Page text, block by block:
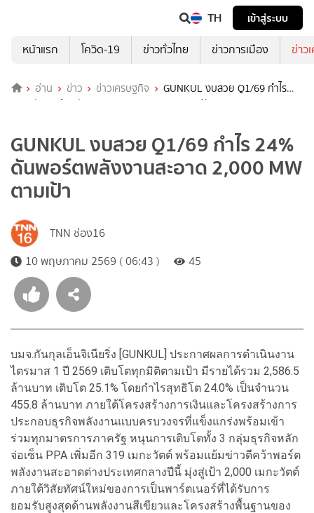
TH
เข้าสู่ระบบ
หน้าแรก
โควิด-19 ข่าวทั่วไทย ข่าวการเมือง ข่าว
อ่าน ข่าว ข่าวเศรษฐกิจ
GUNKUL งบสวย Q1/69 กำไร
24% ดันพอร์ตพลังงานสะอาด 2,000 MW ตามเป้า
GUNKUL งบสวย Q1/69 กำไร 24%
ดันพอร์ตพลังงานสะอาด 2,000 MW
ตามเป้า
TNN ช่อง16
10 พฤษภาคม 2569 ( 06:43 )
45
บมจ.กันกุลเอ็นจิเนียริ่ง [GUNKUL] ประกาศผลการดำเนินงาน
ไตรมาส 1 ปี 2569 เติบโตทุกมิติตามเป้า มีรายได้รวม 2,586.5
ล้านบาท เติบโต 25.1% โดยกำไรสุทธิโต 24.0% เป็นจำนวน
455.8 ล้านบาท ภายใต้โครงสร้างการเงินและโครงสร้างการ
ประกอบธุรกิจพลังงานแบบครบวงจรที่แข็งแกร่งพร้อมเข้า
ร่วมทุกมาตรการภาครัฐ หนุนการเติบโตทั้ง 3 กลุ่มธุรกิจหลัก
จ่อเซ็น PPA เพิ่มอีก 319 เมกะวัตต์ พร้อมแย้มข่าวดีคว้าพอร์ต
พลังงานสะอาดต่างประเทศกลางปีนี้ มุ่งสู่เป้า 2,000 เมกะวัตต์
ภายใต้วิสัยทัศน์ใหม่ของการเป็นพาร์ตเนอร์ที่ได้รับการ
ยอมรับสูงสุดด้านพลังงานสีเขียวและโครงสร้างพื้นฐานของ